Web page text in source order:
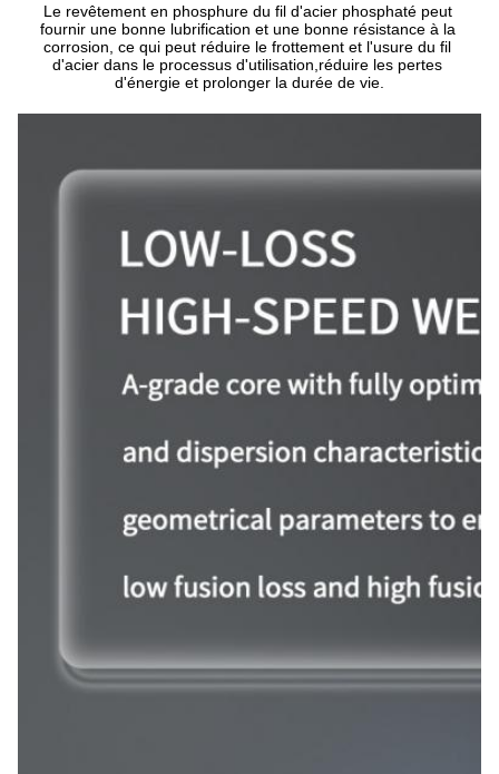
Le revêtement en phosphure du fil d'acier phosphaté peut
fournir une bonne lubrification et une bonne résistance à la
corrosion, ce qui peut réduire le frottement et l'usure du fil
d'acier dans le processus d'utilisation,réduire les pertes
d'énergie et prolonger la durée de vie.